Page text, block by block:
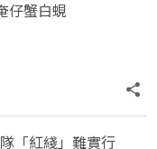
仔蟹白蜆
「紅綫」難實行